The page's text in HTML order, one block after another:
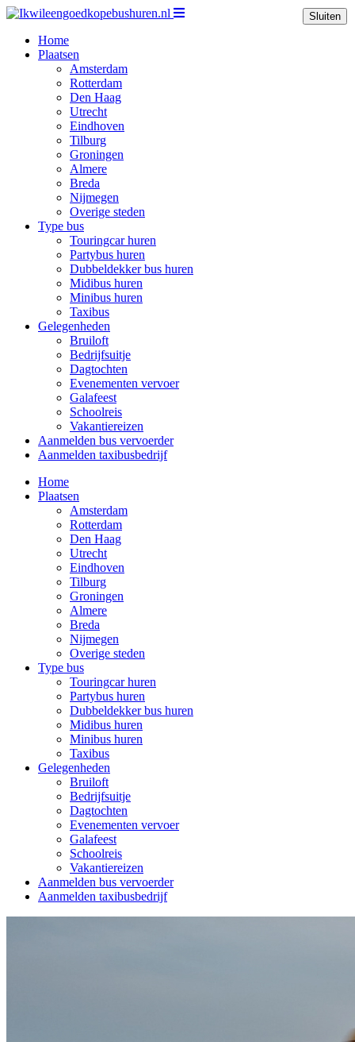
Home
Plaatsen
Amsterdam
Rotterdam
Den Haag
Utrecht
Eindhoven
Tilburg
Groningen
Almere
Breda
Nijmegen
Overige steden
Type bus
Touringcar huren
Partybus huren
Dubbeldekker bus huren
Midibus huren
Minibus huren
Taxibus
Gelegenheden
Bruiloft
Bedrijfsuitje
Dagtochten
Evenementen vervoer
Galafeest
Schoolreis
Vakantiereizen
Aanmelden bus vervoerder
Aanmelden taxibusbedrijf
Home
Plaatsen
Amsterdam
Rotterdam
Den Haag
Utrecht
Eindhoven
Tilburg
Groningen
Almere
Breda
Nijmegen
Overige steden
Type bus
Touringcar huren
Partybus huren
Dubbeldekker bus huren
Midibus huren
Minibus huren
Taxibus
Gelegenheden
Bruiloft
Bedrijfsuitje
Dagtochten
Evenementen vervoer
Galafeest
Schoolreis
Vakantiereizen
Aanmelden bus vervoerder
Aanmelden taxibusbedrijf
Sluiten